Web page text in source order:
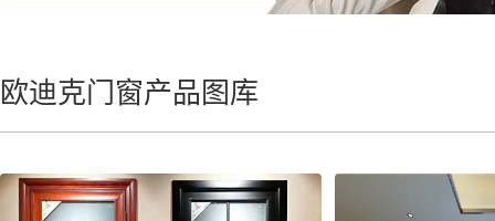
欧迪克门窗产品图库